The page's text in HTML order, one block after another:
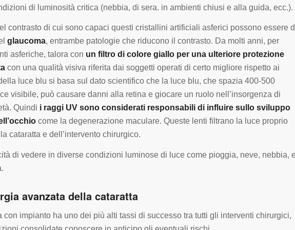
di luminosità critica (nebbia, di sera. in ambienti chiusi e alla guida, ecc.).
contrasto di cui sono capaci questi cristallini artificiali asferici possono essere
glaucoma, entrambe patologie che riducono il contrasto. Da molti anni, per
asferiche, talora con un filtro di colore giallo per una ulteriore protezione
con una qualità visiva riferita dai soggetti operati di certo migliore rispetto ai
luce blu si basa sul dato scientifico che la luce blu, che spazia 400-500
visibile, può causare danni alla retina e giocare un ruolo nell’insorgenza di
Quindi i raggi UV sono considerati responsabili di influire sullo sviluppo
come la degenerazione maculare. Queste lenti filtrano la luce proprio
cataratta e dell’intervento chirurgico.
di vedere in diverse condizioni luminose di luce come pioggia, neve, nebbia,
avanzata della cataratta
con impianto ha uno dei più alti tassi di successo tra tutti gli interventi chirurgici,